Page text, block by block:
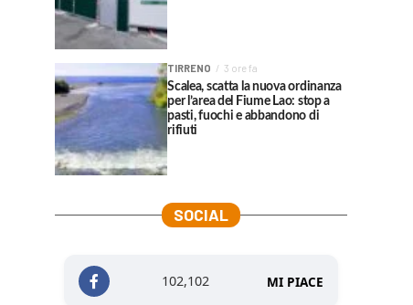
TIRRENO 3 ore fa
Scalea, scatta la nuova ordinanza
per l’area del Fiume Lao: stop a
pasti, fuochi e abbandono di
rifiuti
SOCIAL
102,102 MI PIACE